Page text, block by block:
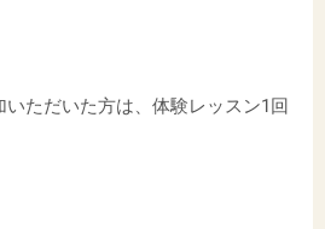
ただいた方は、体験レッスン1回